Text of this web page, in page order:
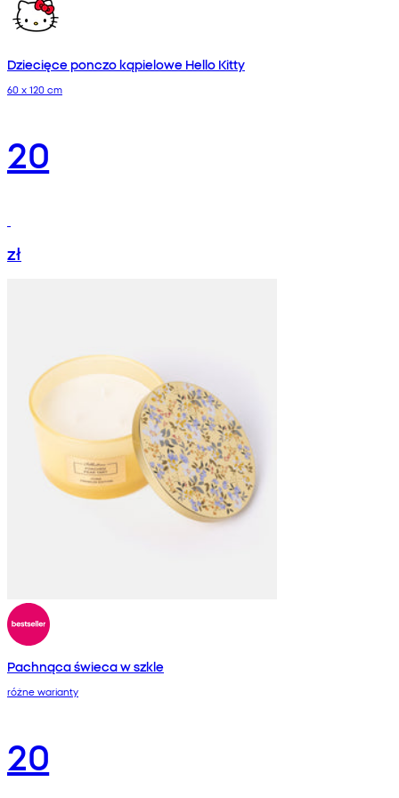
Dziecięce ponczo kąpielowe Hello Kitty
60 x 120 cm
20
zł
Pachnąca świeca w szkle
różne warianty
20